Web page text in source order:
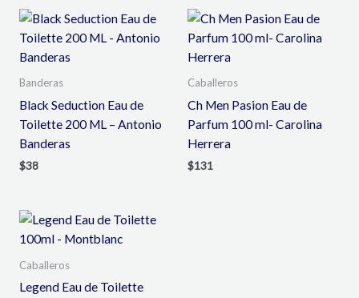
Banderas
Black Seduction Eau de
Toilette 200 ML – Antonio
Banderas
$38
Caballeros
Ch Men Pasion Eau de
Parfum 100 ml- Carolina
Herrera
$131
Caballeros
Legend Eau de Toilette